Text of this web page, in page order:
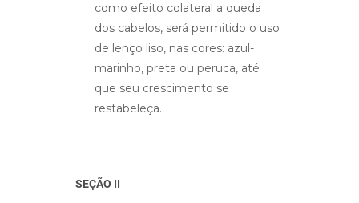
como efeito colateral a queda
dos cabelos, será permitido o uso
de lenço liso, nas cores: azul-
marinho, preta ou peruca, até
que seu crescimento se
restabeleça.
SEÇÃO II